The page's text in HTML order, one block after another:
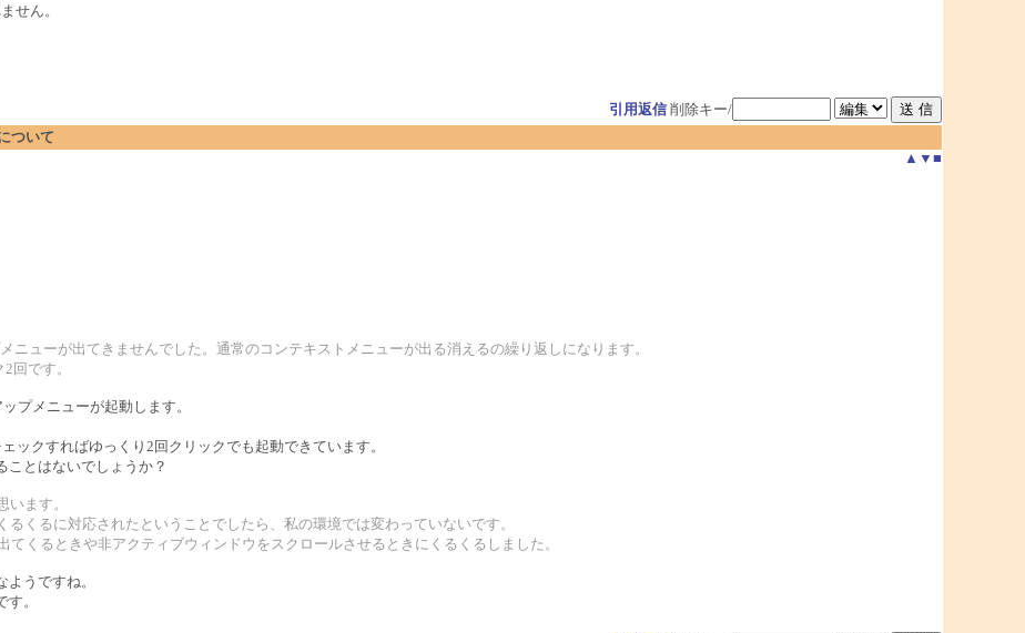
せん。
引用返信 削除キー/
ついて
▲ ▼ ■
ニューが出てきませんでした。通常のコンテキストメニューが出る消えるの繰り返しになります。
回です。
プメニューが起動します。
ックすればゆっくり2回クリックでも起動できています。
ことはないでしょうか？
ます。
くるに対応されたということでしたら、私の環境では変わっていないです。
てくるときや非アクティブウィンドウをスクロールさせるときにくるくるしました。
うですね。
。